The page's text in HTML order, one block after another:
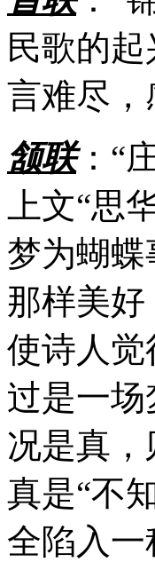
民歌的
言难尽，
颔联：“
上文“思
梦为蝴
那样美
使诗人
过是一
况是真
真是“不
全陷入